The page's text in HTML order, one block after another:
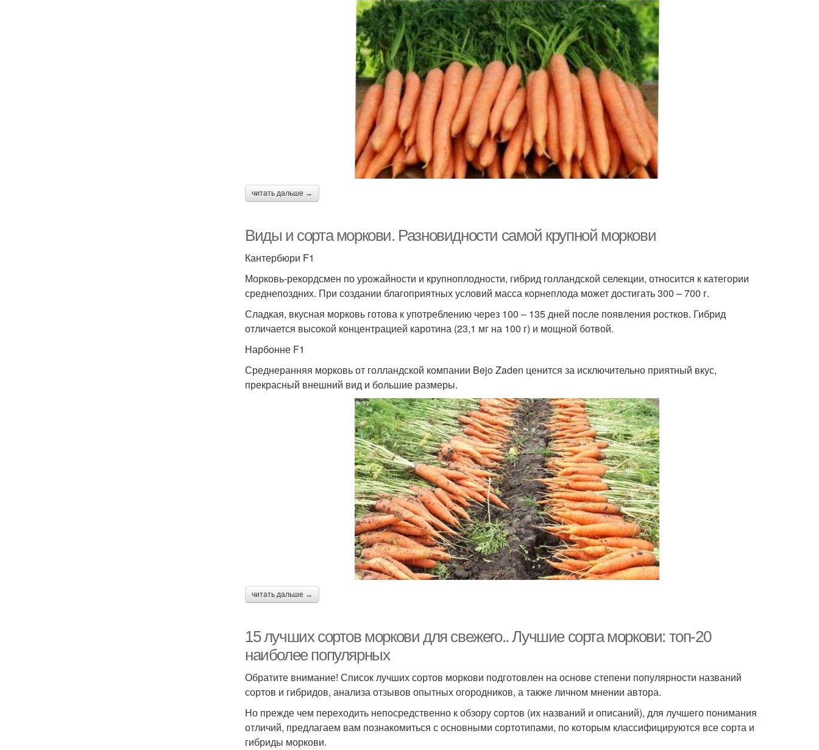
читать дальше →
Виды и сорта моркови. Разновидности самой крупной моркови
Кантербюри F1
Морковь-рекордсмен по урожайности и крупноплодности, гибрид голландской селекции, относится к категории
среднепоздних. При создании благоприятных условий масса корнеплода может достигать 300 – 700 г.
Сладкая, вкусная морковь готова к употреблению через 100 – 135 дней после появления ростков. Гибрид
отличается высокой концентрацией каротина (23,1 мг на 100 г) и мощной ботвой.
Нарбонне F1
Среднеранняя морковь от голландской компании Bejo Zaden ценится за исключительно приятный вкус,
прекрасный внешний вид и большие размеры.
читать дальше →
15 лучших сортов моркови для свежего.. Лучшие сорта моркови: топ-20
наиболее популярных
Обратите внимание! Список лучших сортов моркови подготовлен на основе степени популярности названий
сортов и гибридов, анализа отзывов опытных огородников, а также личном мнении автора.
Но прежде чем переходить непосредственно к обзору сортов (их названий и описаний), для лучшего понимания
отличий, предлагаем вам познакомиться с основными сортотипами, по которым классифицируются все сорта и
гибриды моркови.